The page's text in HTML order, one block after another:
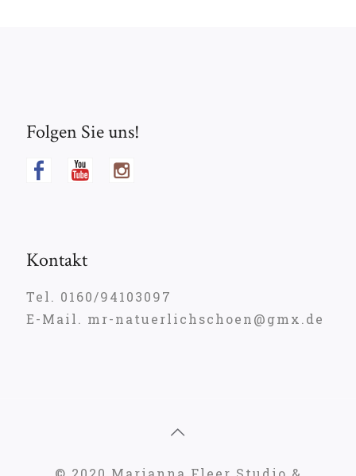
Folgen Sie uns!
Kontakt
Tel. 0160/94103097
E-Mail. mr-natuerlichschoen@gmx.de